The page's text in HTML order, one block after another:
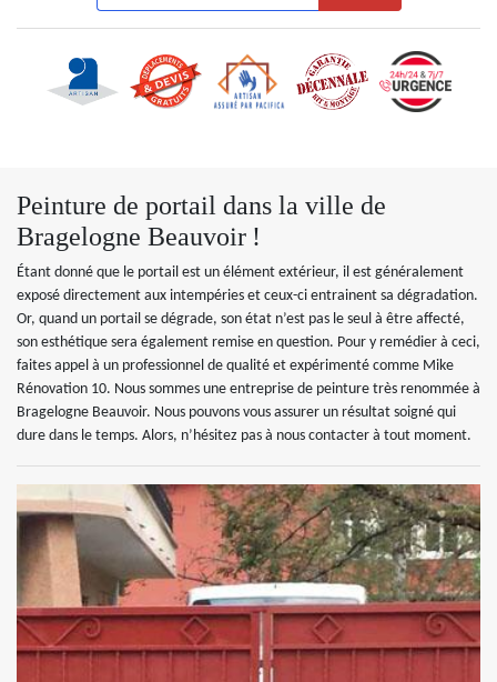
Peinture de portail dans la ville de
Bragelogne Beauvoir !
Étant donné que le portail est un élément extérieur, il est généralement
exposé directement aux intempéries et ceux-ci entrainent sa dégradation.
Or, quand un portail se dégrade, son état n’est pas le seul à être affecté,
son esthétique sera également remise en question. Pour y remédier à ceci,
faites appel à un professionnel de qualité et expérimenté comme Mike
Rénovation 10. Nous sommes une entreprise de peinture très renommée à
Bragelogne Beauvoir. Nous pouvons vous assurer un résultat soigné qui
dure dans le temps. Alors, n’hésitez pas à nous contacter à tout moment.